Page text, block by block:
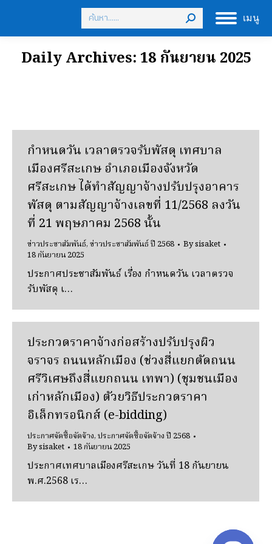
เมนู
Search:
Daily Archives:18 กันยายน 2025
กําหนดวัน เวลาตรวจรับพัสดุ เทศบาล
เมืองศรีสะเกษ อําเภอเมืองจังหวัด
ศรีสะเกษ ได้ทําสัญญาจ้างปรับปรุงอาคาร
พัสดุ ตามสัญญาจ้างเลขที่ 11/2568 ลงวัน
ที่ 21 พฤษภาคม 2568 นั้น
ข่าวประชาสัมพันธ์,ข่าวประชาสัมพันธ์ ปี 2568 Bysisaket
18 กันยายน 2025
ประกาศประชาสัมพันธ์ เรื่อง กําหนดวัน เวลาตรวจ
รับพัสดุ เ…
ประกวดราคาจ้างก่อสร้างปรับปรุงผิว
จราจร ถนนหลักเมือง (ช่วงสี่แยกตัดถนน
ศรีวิเศษถึงสี่แยกถนน เทพา) (ชุมชนเมือง
เก่าหลักเมือง) ตัวยวิธีประกวดราคา
อิเล็กทรอนิกส์ (e-bidding)
ประกาศจัดซื้อจัดจ้าง,ประกาศจัดซื้อจัดจ้าง ปี 2568
Bysisaket 18 กันยายน 2025
ประกาศเทศบาลเมืองศรีสะเกษ วันที่ 18 กันยายน
พ.ศ.2568 เร…